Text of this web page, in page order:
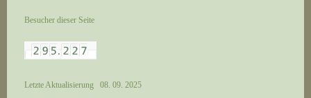
Besucher dieser Seite
Letzte Aktualisierung 08. 09. 2025